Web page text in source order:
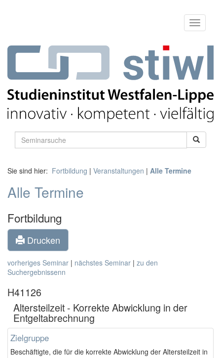
Sie sind hier: Fortbildung | Veranstaltungen | Alle Termine
Alle Termine
Fortbildung
Drucken
vorheriges Seminar | nächstes Seminar | zu den
Suchergebnissenn
H41126
Altersteilzeit - Korrekte Abwicklung in der
Entgeltabrechnung
Zielgruppe
Beschäftigte, die für die korrekte Abwicklung der Altersteilzeit in